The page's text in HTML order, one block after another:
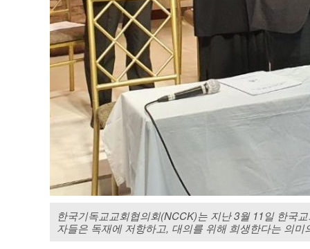
한국기독교교회협의회(NCCK)는 지난 3월 11일 한국
자들은 독재에 저항하고, 대의를 위해 희생한다는 의미